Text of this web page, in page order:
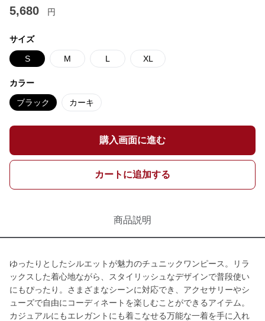
5,680 円
サイズ
S M L XL
カラー
ブラック カーキ
購入画面に進む
カートに追加する
商品説明
ゆったりとしたシルエットが魅力のチュニックワンピース。リラ
ックスした着心地ながら、スタイリッシュなデザインで普段使い
にもぴったり。さまざまなシーンに対応でき、アクセサリーやシ
ューズで自由にコーディネートを楽しむことができるアイテム。
カジュアルにもエレガントにも着こなせる万能な一着を手に入れ